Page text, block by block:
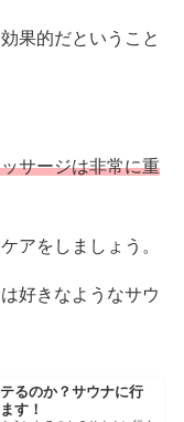
果的だということ
サージは非常に重
アをしましょう。
好きなようなサウ
るのか？サウナに行
す！